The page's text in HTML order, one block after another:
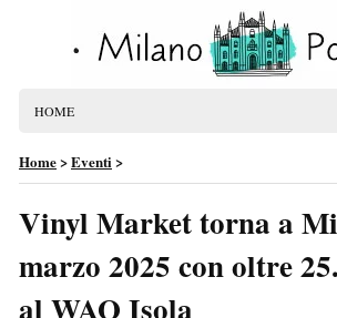
HOME
Home>Eventi>
Vinyl Market torna a
marzo 2025 con oltre
al WAO Isola